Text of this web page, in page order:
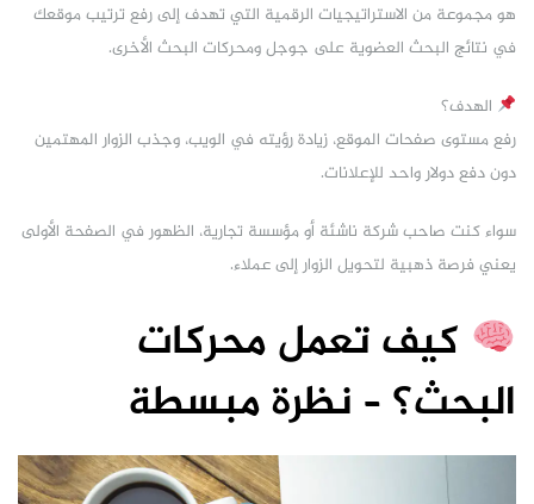
هو مجموعة من الاستراتيجيات الرقمية التي تهدف إلى رفع ترتيب موقعك
في نتائج البحث العضوية على جوجل ومحركات البحث الأخرى.
الهدف؟
رفع مستوى صفحات الموقع، زيادة رؤيته في الويب، وجذب الزوار المهتمين
دون دفع دولار واحد للإعلانات.
سواء كنت صاحب شركة ناشئة أو مؤسسة تجارية، الظهور في الصفحة الأولى
يعني فرصة ذهبية لتحويل الزوار إلى عملاء.
كيف تعمل محركات
البحث؟ – نظرة مبسطة